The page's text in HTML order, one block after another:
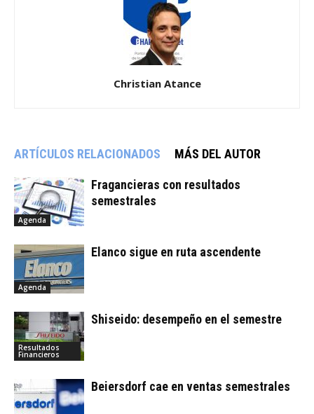
Christian Atance
ARTÍCULOS RELACIONADOS MÁS DEL AUTOR
Agenda
Fragancieras con resultados
semestrales
Agenda
Elanco sigue en ruta ascendente
Resultados
Financieros
Shiseido: desempeño en el semestre
Beiersdorf cae en ventas semestrales